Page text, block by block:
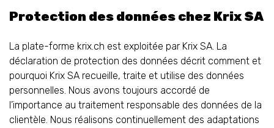
Protection des données chez Krix SA
La plate-forme krix.ch est exploitée par Krix SA. La
déclaration de protection des données décrit comment et
pourquoi Krix SA recueille, traite et utilise des données
personnelles. Nous avons toujours accordé de
l’importance au traitement responsable des données de la
clientèle. Nous réalisons continuellement des adaptations